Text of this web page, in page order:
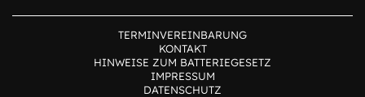
TERMINVEREINBARUNG
KONTAKT
HINWEISE ZUM BATTERIEGESETZ
IMPRESSUM
DATENSCHUTZ